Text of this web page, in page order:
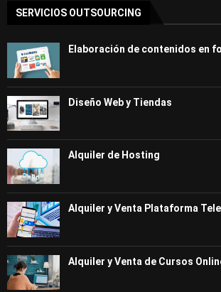
SERVICIOS OUTSOURCING
Elaboración de contenidos en
Diseño Web y Tiendas
Alquiler de Hosting
Alquiler y Venta Plataforma
Alquiler y Venta de Cursos